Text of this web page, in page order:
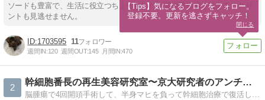
ソードも豊富で、生活に役立つちょっとした知識や季節感を伝えるアクセ
ントも見逃せません。
1703595 11
週間IN:120 週間OUT:145 月間IN:470
2
幹細胞番長の再生美容研究室〜京大研究者のアンチエイジング〜
脳腫瘍で4回開頭手術して、半身マヒを負って幹細胞治療で復活した研究者が、闘病しながら、再生医療の成分を配合したした若返り美容液を開発する過程を発信しています。再生医療を世に広めるために美容液の開発・販売と平行して医師免許取得も目指しています
【Tips】気になるブログをフォロー。
登録不要。更新を逃さずキャッチ！
閉じる